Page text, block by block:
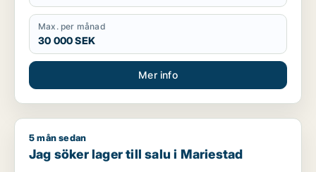
Max. per månad
30 000 SEK
Mer info
Jag söker lager till salu i Mariestad
5 mån sedan
Jag söker lager till salu i Mariestad